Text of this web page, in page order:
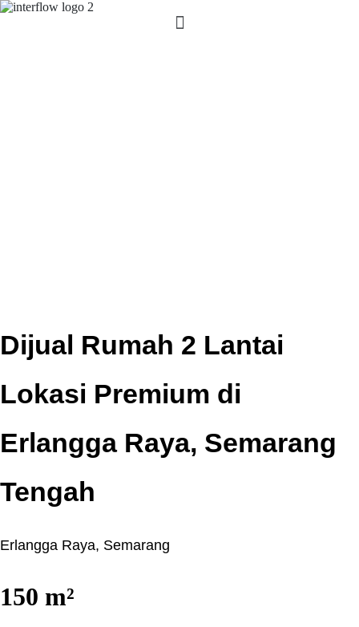
Dijual Rumah 2 Lantai
Lokasi Premium di
Erlangga Raya, Semarang
Tengah
Erlangga Raya, Semarang
150 m²